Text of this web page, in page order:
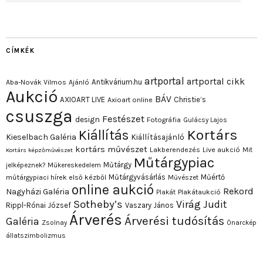
CÍMKÉK
Aba-Novák Vilmos Ajánló Antikvárium.hu artportal artportal cikk
Aukció AXIOART LIVE Axioart online BÁV Christie’s
csuszga design Festészet Fotográfia Gulácsy Lajos
Kieselbach Galéria Kiállítás Kiállításajánló Kortárs
Kortárs képzőművészet kortárs művészet Lakberendezés Live aukció Mit
jelképeznek? Műkereskedelem Műtárgy Műtárgypiac
műtárgypiaci hírek első kézből Műtárgyvásárlás Művészet Műértő
Nagyházi Galéria online aukció Plakát Plakátaukció Rekord
Rippl-Rónai József Sotheby’s Vaszary János Virág Judit
Galéria Zsolnay Árverés Árverési tudósítás Önarckép
állatszimbolizmus